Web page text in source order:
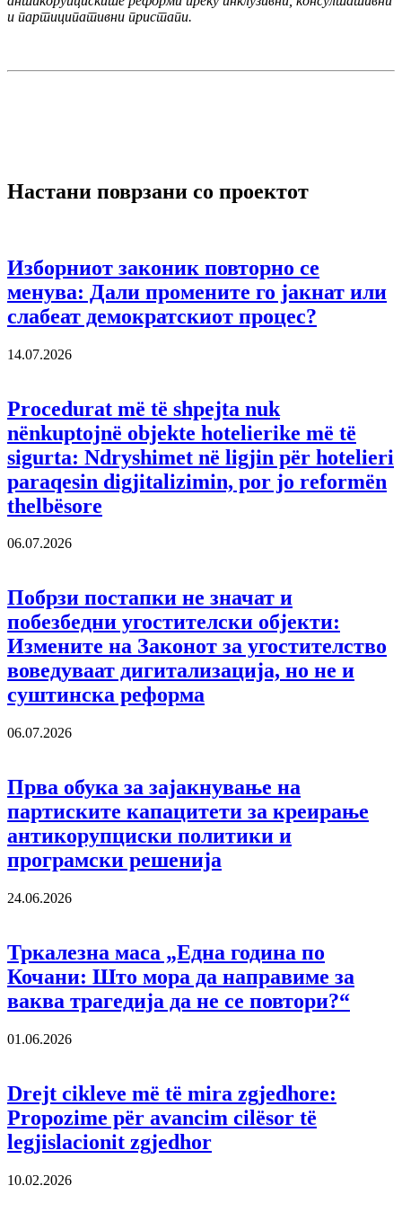
и партиципативни пристапи.
Настани поврзани со проектот
Изборниот законик повторно се
менува: Дали промените го јакнат или
слабеат демократскиот процес?
14.07.2026
Procedurat më të shpejta nuk
nënkuptojnë objekte hotelierike më të
sigurta: Ndryshimet në ligjin për hotelieri
paraqesin digjitalizimin, por jo reformën
thelbësore
06.07.2026
Побрзи постапки не значат и
побезбедни угостителски објекти:
Измените на Законот за угостителство
воведуваат дигитализација, но не и
суштинска реформа
06.07.2026
Прва обука за зајакнување на
партиските капацитети за креирање
антикорупциски политики и
програмски решенија
24.06.2026
Тркалезна маса „Една година по
Кочани: Што мора да направиме за
ваква трагедија да не се повтори?“
01.06.2026
Drejt cikleve më të mira zgjedhore:
Propozime për avancim cilësor të
legjislacionit zgjedhor
10.02.2026